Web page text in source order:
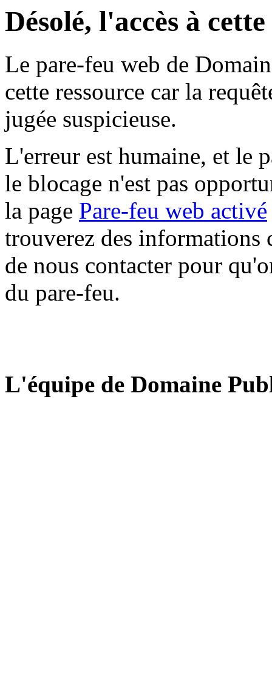
Désolé, l'accès à
Le pare-feu web de
cette ressource car la
jugée suspicieuse.
L'erreur est humaine, et le
le blocage n'est pas
la page Pare-feu web activé
trouverez des informations
de nous contacter pour
du pare-feu.
L'équipe de Domaine